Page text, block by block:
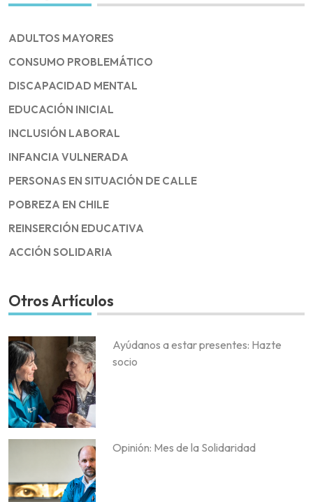
ADULTOS MAYORES
CONSUMO PROBLEMÁTICO
DISCAPACIDAD MENTAL
EDUCACIÓN INICIAL
INCLUSIÓN LABORAL
INFANCIA VULNERADA
PERSONAS EN SITUACIÓN DE CALLE
POBREZA EN CHILE
REINSERCIÓN EDUCATIVA
ACCIÓN SOLIDARIA
Otros Artículos
Ayúdanos a estar presentes: Hazte
socio
Opinión: Mes de la Solidaridad